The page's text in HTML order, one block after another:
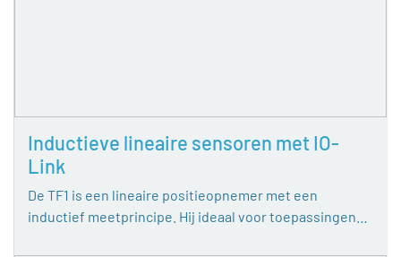
Inductieve lineaire sensoren met IO-
Link
De TF1 is een lineaire positieopnemer met een
inductief meetprincipe. Hij ideaal voor toepassingen…